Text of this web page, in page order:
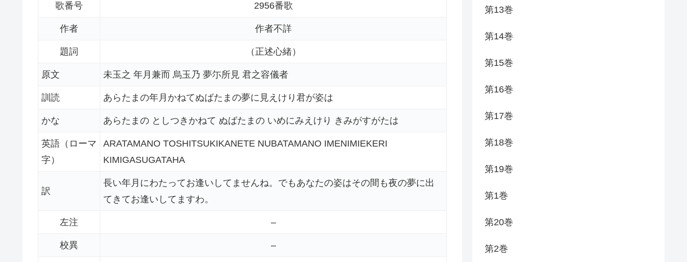
歌番号 2956番歌
作者 作者不詳
題詞 （正述心緒）
原文 未玉之 年月兼而 烏玉乃 夢尓所見 君之容儀者
訓読 あらたまの年月かねてぬばたまの夢に見えけり君が姿は
かな あらたまの としつきかねて ぬばたまの いめにみえけり きみがすがたは
英語（ローマ
字）
ARATAMANO TOSHITSUKIKANETE NUBATAMANO IMENIMIEKERI
KIMIGASUGATAHA
訳
長い年月にわたってお逢いしてませんね。でもあなたの姿はその間も夜の夢に出
てきてお逢いしてますわ。
左注 –
校異 –
第13巻
第14巻
第15巻
第16巻
第17巻
第18巻
第19巻
第1巻
第20巻
第2巻